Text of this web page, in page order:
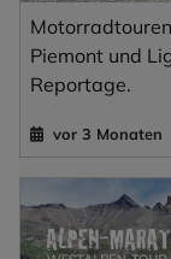
Piemont und
Reportage.
vor 3 Monaten